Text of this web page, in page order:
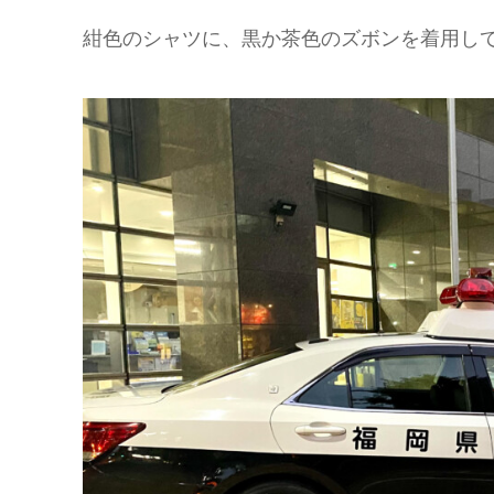
紺色のシャツに、黒か茶色のズボンを着用し